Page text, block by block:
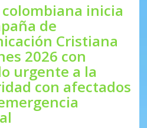
inicia
de
Cristiana
2026 con
urgente a la
con afectados